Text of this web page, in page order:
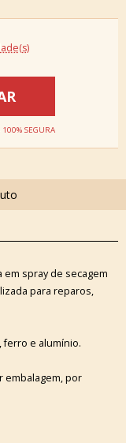
em spray de secagem
para reparos,
ferro e alumínio.
embalagem, por